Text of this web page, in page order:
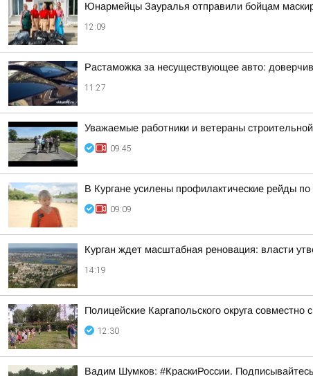
Юнармейцы Зауралья отправили бойцам
12:09
Растаможка за несуществующее авто:
11:27
Уважаемые работники и ветераны
09:45
В Кургане усилены профилактические рейды
09:09
Курган ждет масштабная реновация: власти
14:19
Полицейские Каргапольского округа
12:30
Вадим Шумков: #КраскиРоссии.